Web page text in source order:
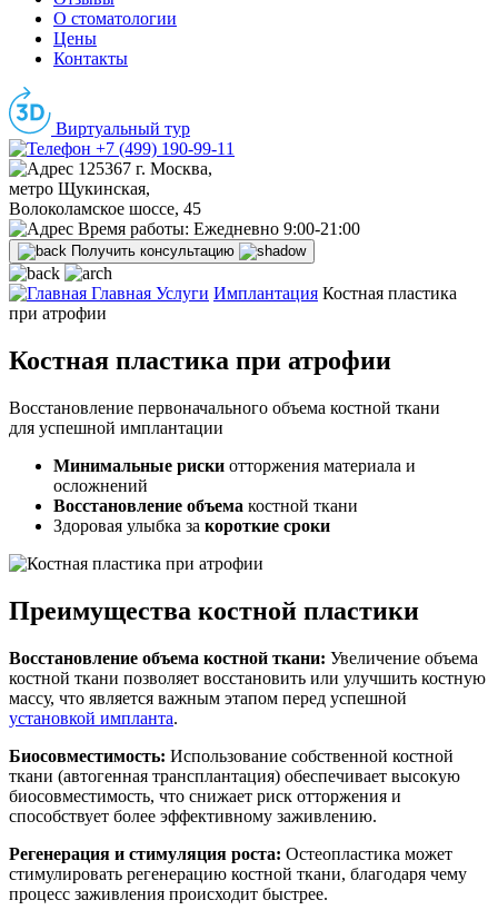
О стоматологии
Цены
Контакты
Виртуальный тур
+7 (499) 190-99-11
125367 г. Москва,
метро Щукинская,
Волоколамское шоссе, 45
Время работы: Ежедневно 9:00-21:00
Получить консультацию
Главная Услуги Имплантация Костная пластика
при атрофии
Костная пластика при атрофии
Восстановление первоначального объема костной ткани
для успешной имплантации
Минимальные риски отторжения материала и
осложнений
Восстановление объема костной ткани
Здоровая улыбка за короткие сроки
Преимущества костной пластики
Восстановление объема костной ткани: Увеличение объема
костной ткани позволяет восстановить или улучшить костную
массу, что является важным этапом перед успешной
установкой импланта.
Биосовместимость: Использование собственной костной
ткани (автогенная трансплантация) обеспечивает высокую
биосовместимость, что снижает риск отторжения и
способствует более эффективному заживлению.
Регенерация и стимуляция роста: Остеопластика может
стимулировать регенерацию костной ткани, благодаря чему
процесс заживления происходит быстрее.